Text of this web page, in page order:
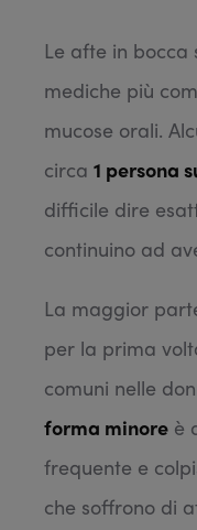
Le afte in bocca
mediche più
mucose orali.
circa 1 persona
difficile dire
continuino ad
La maggior
per la prima
comuni nelle
forma minore è
frequente e
che soffrono di